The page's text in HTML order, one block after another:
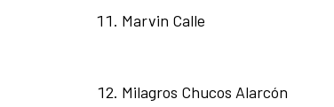
Marvin Calle
Milagros Chucos Alarcón